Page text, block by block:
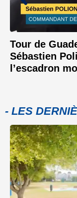
Tour de
Sébastien
l’escadron
- LES